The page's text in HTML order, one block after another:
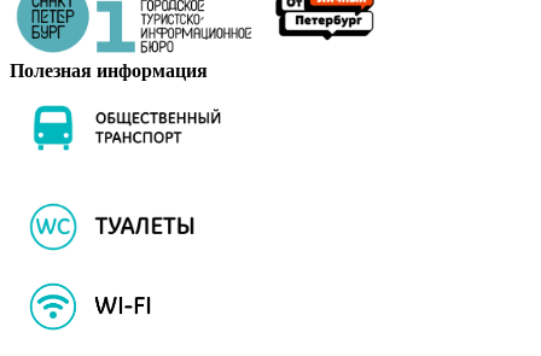
Полезная информация